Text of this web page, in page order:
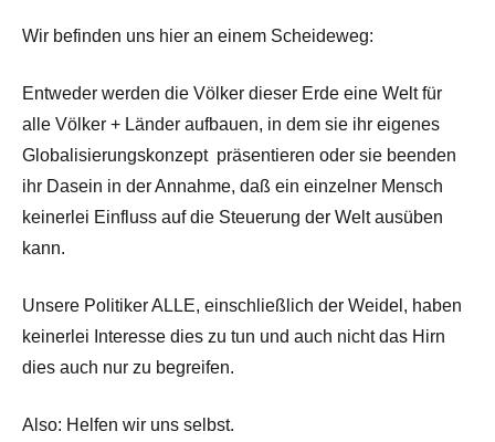
Wir befinden uns hier an einem Scheideweg:
Entweder werden die Völker dieser Erde eine Welt für
alle Völker + Länder aufbauen, in dem sie ihr eigenes
Globalisierungskonzept präsentieren oder sie beenden
ihr Dasein in der Annahme, daß ein einzelner Mensch
keinerlei Einfluss auf die Steuerung der Welt ausüben
kann.
Unsere Politiker ALLE, einschließlich der Weidel, haben
keinerlei Interesse dies zu tun und auch nicht das Hirn
dies auch nur zu begreifen.
Also: Helfen wir uns selbst.